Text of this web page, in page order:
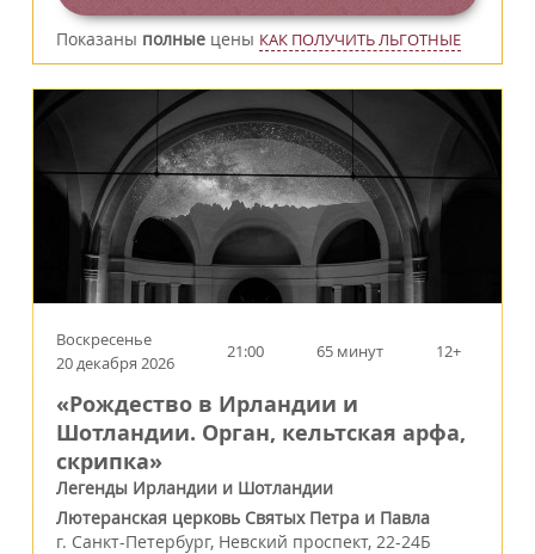
Показаны полные цены КАК ПОЛУЧИТЬ ЛЬГОТНЫЕ
Воскресенье
20 декабря 2026
21:00 65 минут 12+
«Рождество в Ирландии и
Шотландии. Орган, кельтская арфа,
скрипка»
Легенды Ирландии и Шотландии
Лютеранская церковь Святых Петра и Павла
г. Санкт-Петербург, Невский проспект, 22-24Б